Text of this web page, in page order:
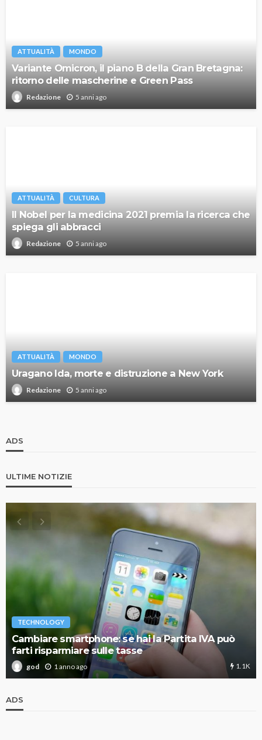
ATTUALITÀ MONDO
Variante Omicron, il piano B della Gran Bretagna:
ritorno delle mascherine e Green Pass
Redazione 5 anni ago
ATTUALITÀ CULTURA
Il Nobel per la medicina 2021 premia la ricerca che
spiega gli abbracci
Redazione 5 anni ago
ATTUALITÀ MONDO
Uragano Ida, morte e distruzione a New York
Redazione 5 anni ago
ADS
ULTIME NOTIZIE
TECHNOLOGY
Cambiare smartphone: se hai la Partita IVA può
farti risparmiare sulle tasse
god 1 anno ago 1.1K
ADS